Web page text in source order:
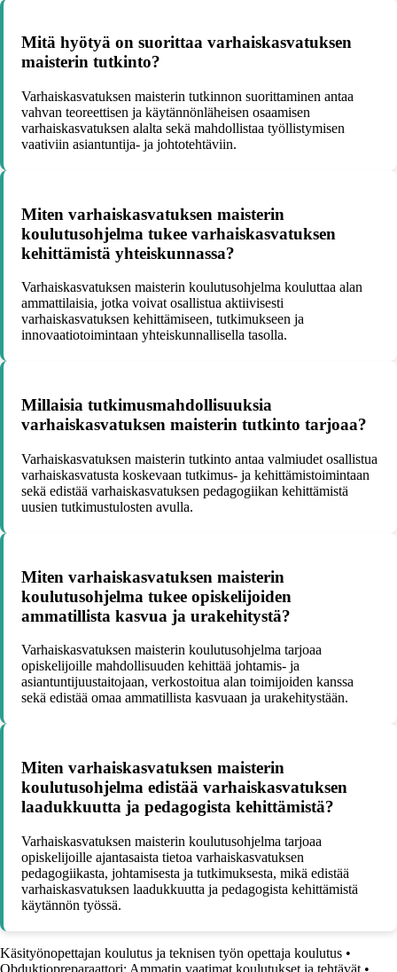
Mitä hyötyä on suorittaa varhaiskasvatuksen
maisterin tutkinto?
Varhaiskasvatuksen maisterin tutkinnon suorittaminen antaa
vahvan teoreettisen ja käytännönläheisen osaamisen
varhaiskasvatuksen alalta sekä mahdollistaa työllistymisen
vaativiin asiantuntija- ja johtotehtäviin.
Miten varhaiskasvatuksen maisterin
koulutusohjelma tukee varhaiskasvatuksen
kehittämistä yhteiskunnassa?
Varhaiskasvatuksen maisterin koulutusohjelma kouluttaa alan
ammattilaisia, jotka voivat osallistua aktiivisesti
varhaiskasvatuksen kehittämiseen, tutkimukseen ja
innovaatiotoimintaan yhteiskunnallisella tasolla.
Millaisia tutkimusmahdollisuuksia
varhaiskasvatuksen maisterin tutkinto tarjoaa?
Varhaiskasvatuksen maisterin tutkinto antaa valmiudet osallistua
varhaiskasvatusta koskevaan tutkimus- ja kehittämistoimintaan
sekä edistää varhaiskasvatuksen pedagogiikan kehittämistä
uusien tutkimustulosten avulla.
Miten varhaiskasvatuksen maisterin
koulutusohjelma tukee opiskelijoiden
ammatillista kasvua ja urakehitystä?
Varhaiskasvatuksen maisterin koulutusohjelma tarjoaa
opiskelijoille mahdollisuuden kehittää johtamis- ja
asiantuntijuustaitojaan, verkostoitua alan toimijoiden kanssa
sekä edistää omaa ammatillista kasvuaan ja urakehitystään.
Miten varhaiskasvatuksen maisterin
koulutusohjelma edistää varhaiskasvatuksen
laadukkuutta ja pedagogista kehittämistä?
Varhaiskasvatuksen maisterin koulutusohjelma tarjoaa
opiskelijoille ajantasaista tietoa varhaiskasvatuksen
pedagogiikasta, johtamisesta ja tutkimuksesta, mikä edistää
varhaiskasvatuksen laadukkuutta ja pedagogista kehittämistä
käytännön työssä.
Käsityönopettajan koulutus ja teknisen työn opettaja koulutus •
Obduktiopreparaattori: Ammatin vaatimat koulutukset ja tehtävät •